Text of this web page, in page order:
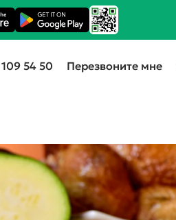
ПОКАЗАНИЯМ
№1
№5
№9 (гипогликемическое)
54 50 Перезвоните мне